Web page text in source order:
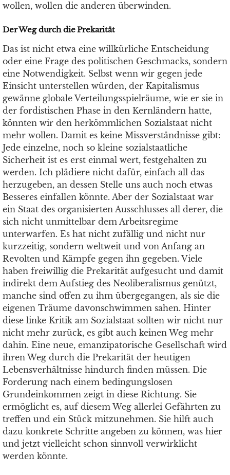
wollen, wollen die anderen überwinden.
Der Weg durch die Prekarität
Das ist nicht etwa eine willkürliche Entscheidung
oder eine Frage des politischen Geschmacks, sondern
eine Notwendigkeit. Selbst wenn wir gegen jede
Einsicht unterstellen würden, der Kapitalismus
gewänne globale Verteilungsspielräume, wie er sie in
der fordistischen Phase in den Kernländern hatte,
könnten wir den herkömmlichen Sozialstaat nicht
mehr wollen. Damit es keine Missverständnisse gibt:
Jede einzelne, noch so kleine sozialstaatliche
Sicherheit ist es erst einmal wert, festgehalten zu
werden. Ich plädiere nicht dafür, einfach all das
herzugeben, an dessen Stelle uns auch noch etwas
Besseres einfallen könnte. Aber der Sozialstaat war
ein Staat des organisierten Ausschlusses all derer, die
sich nicht unmittelbar dem Arbeitsregime
unterwarfen. Es hat nicht zufällig und nicht nur
kurzzeitig, sondern weltweit und von Anfang an
Revolten und Kämpfe gegen ihn gegeben. Viele
haben freiwillig die Prekarität aufgesucht und damit
indirekt dem Aufstieg des Neoliberalismus genützt,
manche sind offen zu ihm übergegangen, als sie die
eigenen Träume davonschwimmen sahen. Hinter
diese linke Kritik am Sozialstaat sollten wir nicht nur
nicht mehr zurück, es gibt auch keinen Weg mehr
dahin. Eine neue, emanzipatorische Gesellschaft wird
ihren Weg durch die Prekarität der heutigen
Lebensverhältnisse hindurch finden müssen. Die
Forderung nach einem bedingungslosen
Grundeinkommen zeigt in diese Richtung. Sie
ermöglicht es, auf diesem Weg allerlei Gefährten zu
treffen und ein Stück mitzunehmen. Sie hilft auch
dazu konkrete Schritte angeben zu können, was hier
und jetzt vielleicht schon sinnvoll verwirklicht
werden könnte.